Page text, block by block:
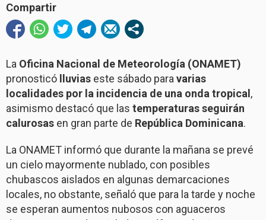
Compartir
La Oficina Nacional de Meteorología (ONAMET)
pronosticó lluvias este sábado para varias
localidades por la incidencia de una onda tropical,
asimismo destacó que las temperaturas seguirán
calurosas en gran parte de República Dominicana.
La ONAMET informó que durante la mañana se prevé
un cielo mayormente nublado, con posibles
chubascos aislados en algunas demarcaciones
locales, no obstante, señaló que para la tarde y noche
se esperan aumentos nubosos con aguaceros